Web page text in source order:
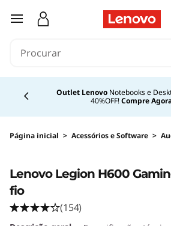
saltar para o conteúdo principal
Outlet Lenovo Notebooks e
40%OFF!Compre
Página inicial > Acessórios e Software >
Lenovo Legion H600
fio
(154)